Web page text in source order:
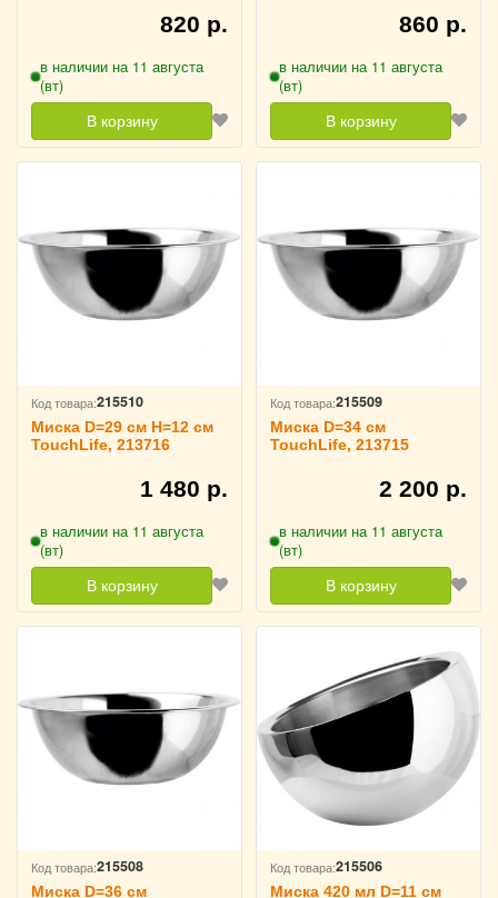
820 р.
в наличии на 11 августа
(вт)
В корзину
860 р.
в наличии на 11 августа
(вт)
В корзину
Код товара:215510
Миска D=29 см H=12 см
TouchLife, 213716
1 480 р.
в наличии на 11 августа
(вт)
В корзину
Код товара:215509
Миска D=34 см
TouchLife, 213715
2 200 р.
в наличии на 11 августа
(вт)
В корзину
Код товара:215508
Миска D=36 см
Код товара:215506
Миска 420 мл D=11 см